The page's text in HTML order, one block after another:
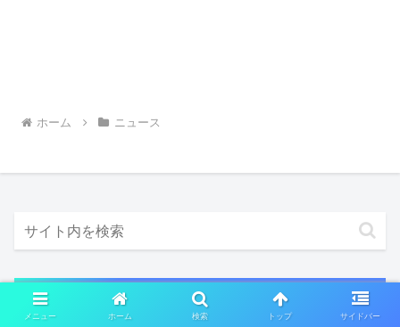
ホーム ニュース
人気の記事
メニュー ホーム 検索 トップ サイドバー